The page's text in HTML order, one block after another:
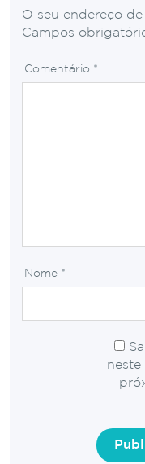
O seu endereço
Campos
Comentário *
Nome *
neste